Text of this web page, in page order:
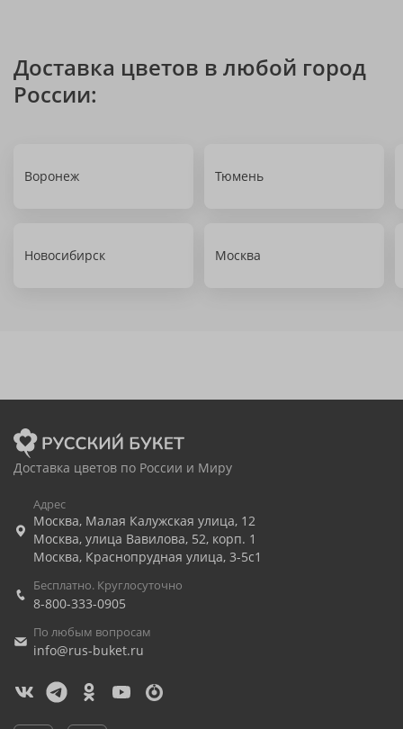
Доставка цветов в любой город
России:
Воронеж Тюмень
Новосибирск Москва
Доставка цветов по России и Миру
Адрес
Москва, Малая Калужская улица, 12
Москва, улица Вавилова, 52, корп. 1
Москва, Краснопрудная улица, 3-5с1
Бесплатно. Круглосуточно
8-800-333-0905
По любым вопросам
info@rus-buket.ru